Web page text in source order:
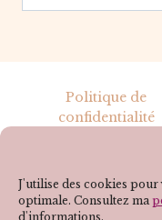
J'utilise des cookies
optimale. Consultez ma
d'informations.
Politique de
confidentialité